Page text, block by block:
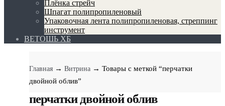
Плёнка стрейч
Шпагат полипропиленовый
Упаковочная лента полипропиленовая, стреппинг
инструмент
ВЕТОШЬ ХБ
Главная → Витрина → Товары с меткой “перчатки
двойной облив”
перчатки двойной облив